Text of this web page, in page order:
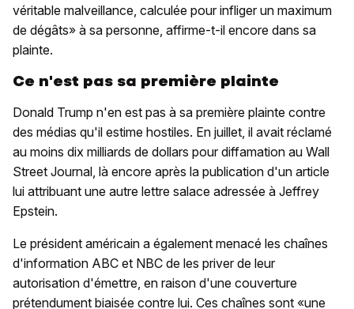
véritable malveillance, calculée pour infliger un maximum
de dégâts» à sa personne, affirme-t-il encore dans sa
plainte.
Ce n'est pas sa première plainte
Donald Trump n'en est pas à sa première plainte contre
des médias qu'il estime hostiles. En juillet, il avait réclamé
au moins dix milliards de dollars pour diffamation au Wall
Street Journal, là encore après la publication d'un article
lui attribuant une autre lettre salace adressée à Jeffrey
Epstein.
Le président américain a également menacé les chaînes
d'information ABC et NBC de les priver de leur
autorisation d'émettre, en raison d'une couverture
prétendument biaisée contre lui. Ces chaînes sont «une